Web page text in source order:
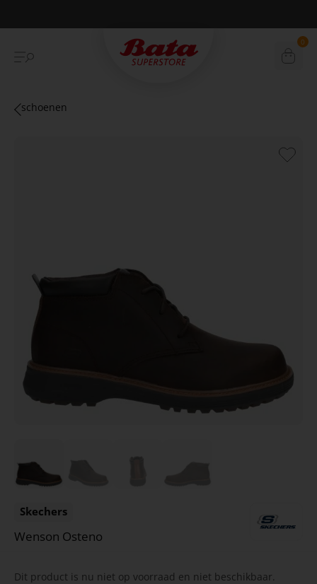
Betaal achteraf met Klarna 0
schoenen
Skechers
Wenson Osteno
Dit product is nu niet op voorraad en niet beschikbaar.